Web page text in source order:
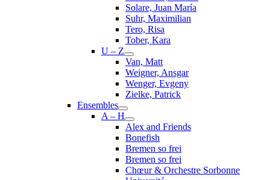
Solare, Juan María
Suhr, Maximilian
Tero, Risa
Tober, Kara
U – Z
Van, Matt
Weigner, Ansgar
Wenger, Evgeny
Zielke, Patrick
Ensembles
A – H
Alex and Friends
Bonefish
Bremen so frei
Bremen so frei
Chœur & Orchestre Sorbonne